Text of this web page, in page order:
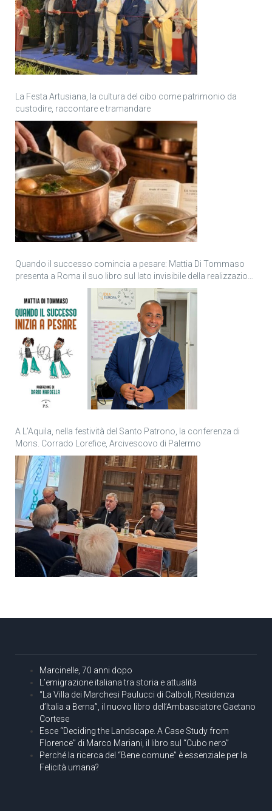
La Festa Artusiana, la cultura del cibo come patrimonio da
custodire, raccontare e tramandare
Quando il successo comincia a pesare: Mattia Di Tommaso
presenta a Roma il suo libro sul lato invisibile della realizzazione
A L’Aquila, nella festività del Santo Patrono, la conferenza di
Mons. Corrado Lorefice, Arcivescovo di Palermo
Marcinelle, 70 anni dopo
L’emigrazione italiana tra storia e attualità
“La Villa dei Marchesi Paulucci di Calboli, Residenza
d’Italia a Berna”, il nuovo libro dell’Ambasciatore Gaetano
Cortese
Esce “Deciding the Landscape. A Case Study from
Florence” di Marco Mariani, il libro sul “Cubo nero”
Perché la ricerca del “Bene comune” è essenziale per la
Felicità umana?